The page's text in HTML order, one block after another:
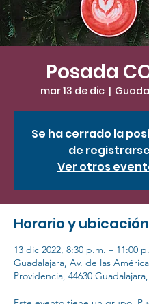
Posada
mar 13 de dic
  |
Se ha cerrado la
de registrarse
Ver otros
Horario y ubicación
13 dic 2022, 8:30 p.m. – 11:00
Guadalajara, Av. de las
Providencia, 44630